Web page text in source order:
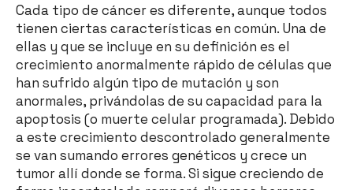
Cada tipo de cáncer es diferente, aunque todos
tienen ciertas características en común. Una de
ellas y que se incluye en su definición es el
crecimiento anormalmente rápido de células que
han sufrido algún tipo de mutación y son
anormales, privándolas de su capacidad para la
apoptosis (o muerte celular programada). Debido
a este crecimiento descontrolado generalmente
se van sumando errores genéticos y crece un
tumor allí donde se forma. Si sigue creciendo de